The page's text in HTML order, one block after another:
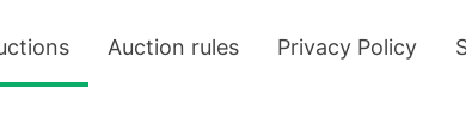
Auction rules Privacy Policy